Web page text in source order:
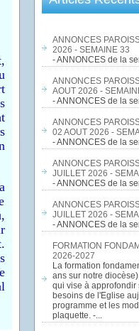
ANNONCES
2026 - SEMAINE 33
- ANNONCES de la
ANNONCES
AOUT 2026 -
- ANNONCES de la
ANNONCES
02 AOUT 2026 -
- ANNONCES de la
ANNONCES
JUILLET 2026 -
- ANNONCES de la
ANNONCES
JUILLET 2026 -
- ANNONCES de la
FORMATION
2026-2027
La formation
ans sur notre
qui vise à approfondir
besoins de l'Eglise
programme et les
plaquette. -...